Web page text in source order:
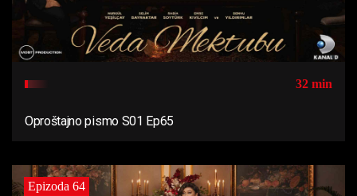
32 min
Oproštajno pismo S01 Ep65
Epizoda 64